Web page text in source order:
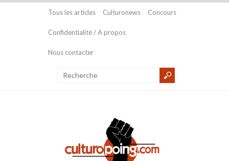
Tous les articles Culturonews Concours
Confidentialité / A propos
Nous contacter